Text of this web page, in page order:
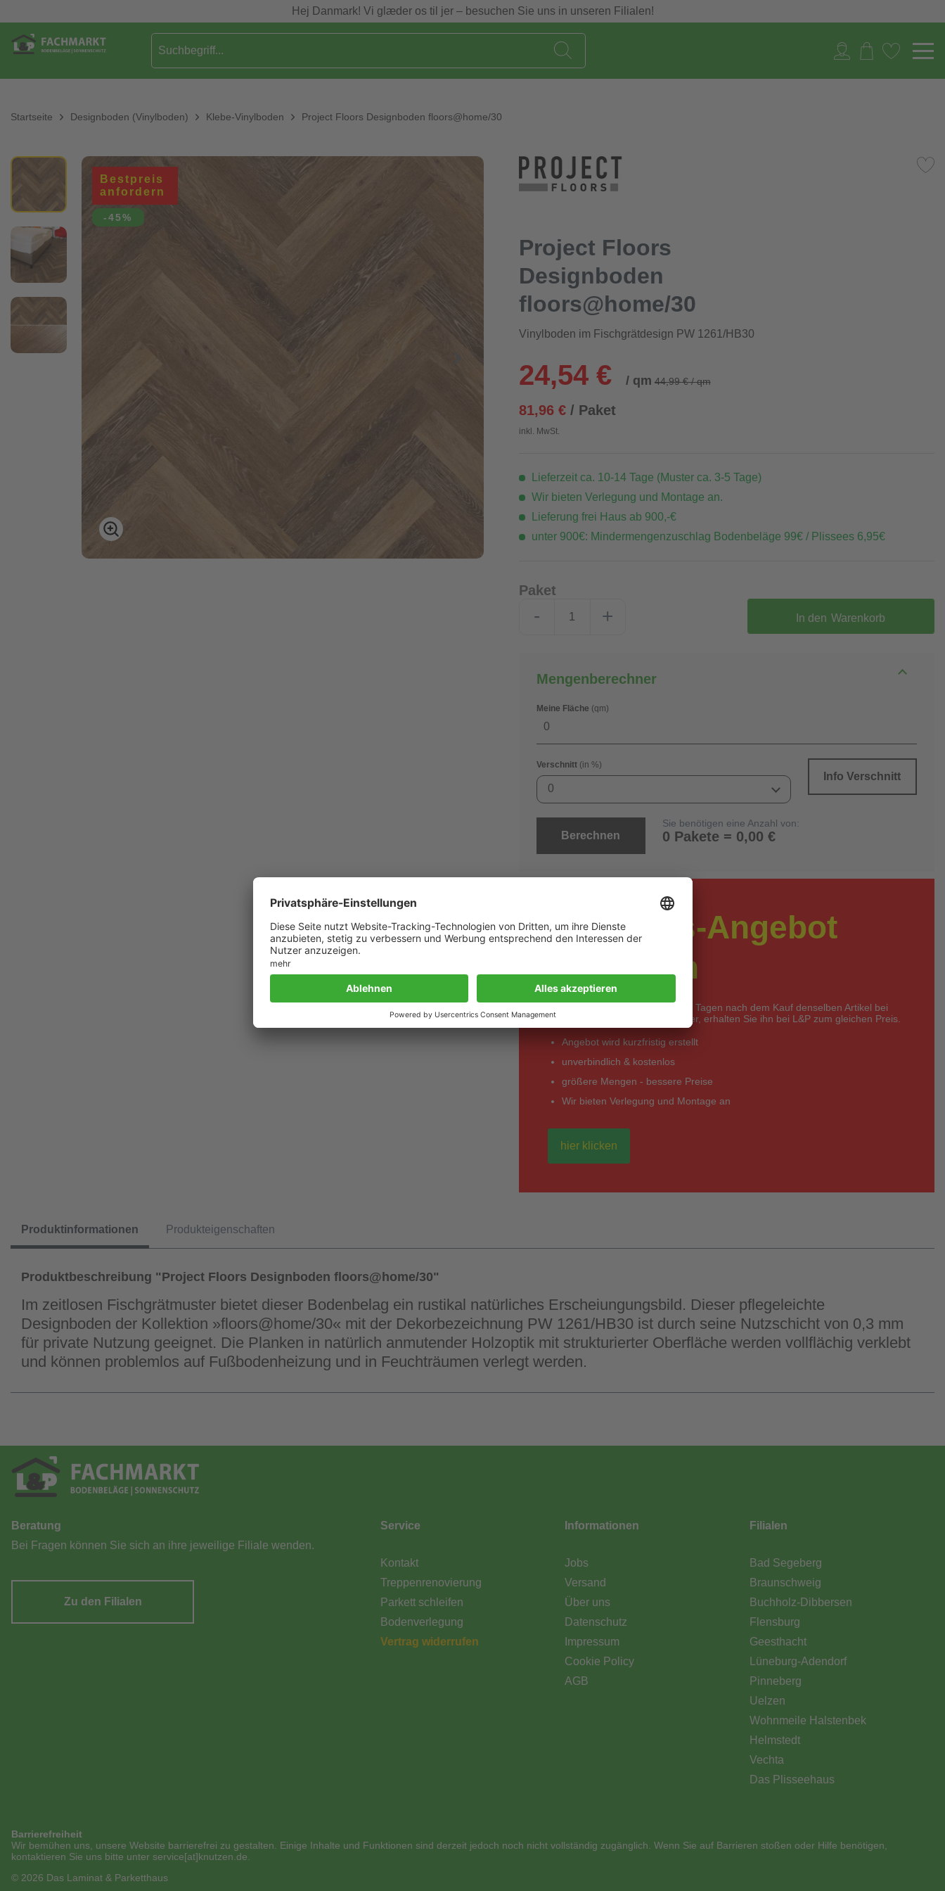
Hej Danmark! Vi glæder os til jer – besuchen Sie uns in unseren Filialen!
Startseite Designboden (Vinylboden) Klebe-Vinylboden Project Floors Designboden floors@home/30
Bestpreis
anfordern
-45%
Project Floors
Designboden
floors@home/30
Vinylboden im Fischgrätdesign PW 1261/HB30
24,54 € / qm 44,99 € / qm
81,96 €/ Paket
inkl. MwSt.
Lieferzeit ca. 10-14 Tage (Muster ca. 3-5 Tage)
Wir bieten Verlegung und Montage an.
Lieferung frei Haus ab 900,-€
unter 900€: Mindermengenzuschlag Bodenbeläge 99€ / Plissees 6,95€
Paket
- + In den Warenkorb
Mengenberechner
Meine Fläche (qm)
Verschnitt (in %)
0
Info Verschnitt
Berechnen
Sie benötigen eine Anzahl von:
0 Pakete = 0,00 €
Bestpreis-Angebot
anfordern
*Entdecken Sie innerhalb von 14 Tagen nach dem Kauf denselben Artikel bei
einem anderen Anbieter günstiger, erhalten Sie ihn bei L&P zum gleichen Preis.
Angebot wird kurzfristig erstellt
unverbindlich & kostenlos
größere Mengen - bessere Preise
Wir bieten Verlegung und Montage an
hier klicken
Produktinformationen Produkteigenschaften
Produktbeschreibung "Project Floors Designboden floors@home/30"
Im zeitlosen Fischgrätmuster bietet dieser Bodenbelag ein rustikal natürliches Erscheiungungsbild. Dieser pflegeleichte
Designboden der Kollektion »floors@home/30« mit der Dekorbezeichnung PW 1261/HB30 ist durch seine Nutzschicht von 0,3 mm
für private Nutzung geeignet. Die Planken in natürlich anmutender Holzoptik mit strukturierter Oberfläche werden vollflächig verklebt
und können problemlos auf Fußbodenheizung und in Feuchträumen verlegt werden.
Beratung
Bei Fragen können Sie sich an ihre jeweilige Filiale wenden.
Zu den Filialen
Service
Kontakt
Treppenrenovierung
Parkett schleifen
Bodenverlegung
Vertrag widerrufen
Informationen
Jobs
Versand
Über uns
Datenschutz
Impressum
Cookie Policy
AGB
Filialen
Bad Segeberg
Braunschweig
Buchholz-Dibbersen
Flensburg
Geesthacht
Lüneburg-Adendorf
Pinneberg
Uelzen
Wohnmeile Halstenbek
Helmstedt
Vechta
Das Plisseehaus
Barrierefreiheit
Wir bemühen uns, unsere Website barrierefrei zu gestalten. Einige Inhalte und Funktionen sind derzeit jedoch noch nicht vollständig zugänglich. Wenn Sie auf Barrieren stoßen oder Hilfe benötigen,
kontaktieren Sie uns bitte unter service[at]knutzen.de.
© 2026 Das Laminat & Parketthaus